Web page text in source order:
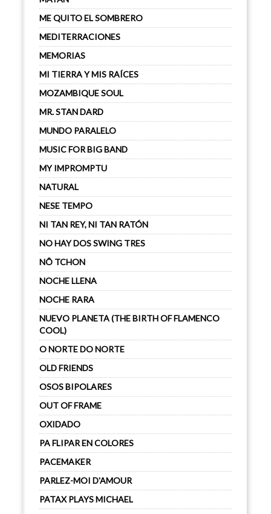
ME QUITO EL SOMBRERO
MEDITERRACIONES
MEMORIAS
MI TIERRA Y MIS RAÍCES
MOZAMBIQUE SOUL
MR. STAN DARD
MUNDO PARALELO
MUSIC FOR BIG BAND
MY IMPROMPTU
NATURAL
NESE TEMPO
NI TAN REY, NI TAN RATÓN
NO HAY DOS SWING TRES
NÔ TCHON
NOCHE LLENA
NOCHE RARA
NUEVO PLANETA (THE BIRTH OF FLAMENCO
COOL)
O NORTE DO NORTE
OLD FRIENDS
OSOS BIPOLARES
OUT OF FRAME
OXIDADO
PA FLIPAR EN COLORES
PACEMAKER
PARLEZ-MOI D'AMOUR
PATAX PLAYS MICHAEL